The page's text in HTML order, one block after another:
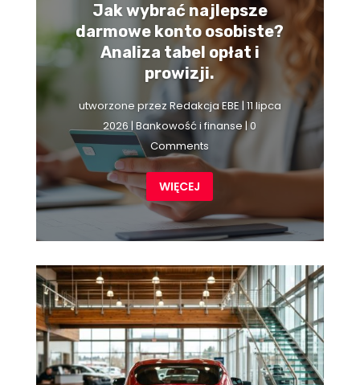
Jak wybrać najlepsze
darmowe konto osobiste?
Analiza tabel opłat i
prowizji.
utworzone przezRedakcja EBE | 11 lipca
2026 |Bankowość i finanse | 0
Comments
WIĘCEJ